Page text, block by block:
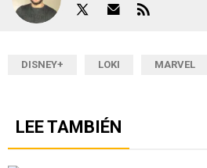
DISNEY+ LOKI MARVEL
LEE TAMBIÉN